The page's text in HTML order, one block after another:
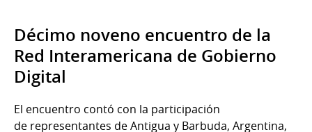
Décimo noveno encuentro de la
Red Interamericana de Gobierno
Digital
El encuentro contó con la participación
de representantes de Antigua y Barbuda, Argentina,